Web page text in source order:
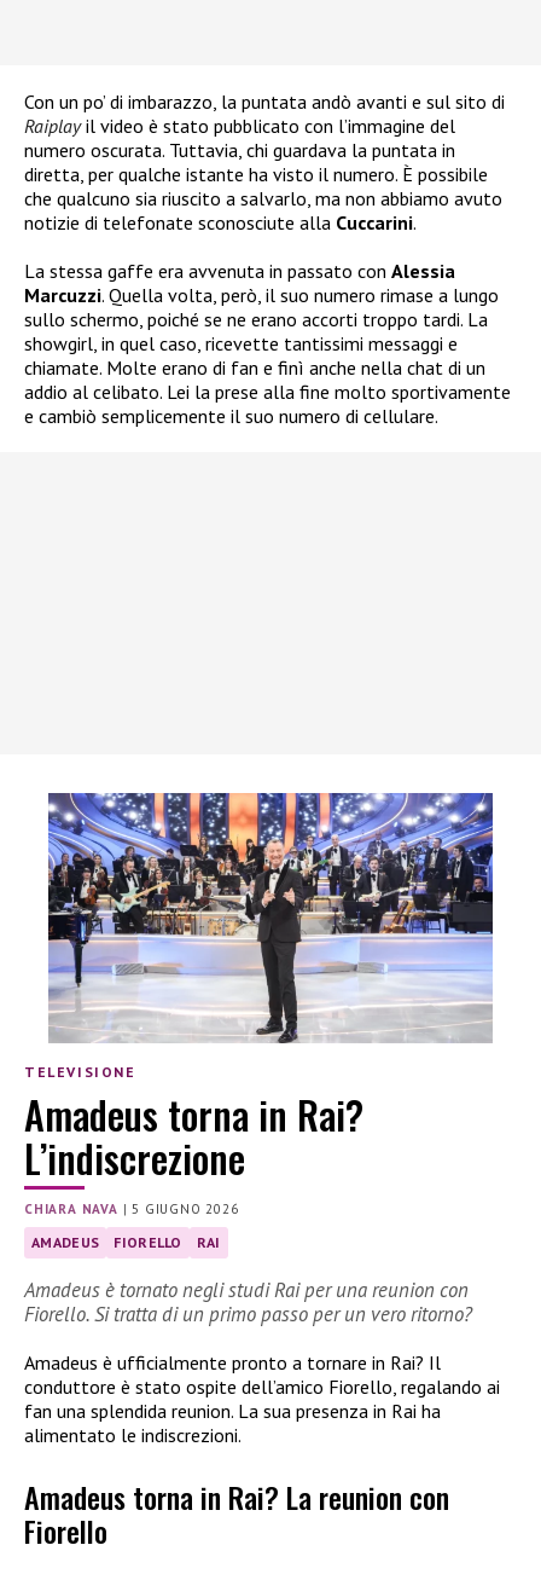
Con un po’ di imbarazzo, la puntata andò avanti e sul sito di
Raiplayil video è stato pubblicato con l’immagine del
numero oscurata. Tuttavia, chi guardava la puntata in
diretta, per qualche istante ha visto il numero. È possibile
che qualcuno sia riuscito a salvarlo, ma non abbiamo avuto
notizie di telefonate sconosciute alla Cuccarini.
La stessa gaffe era avvenuta in passato con Alessia
Marcuzzi. Quella volta, però, il suo numero rimase a lungo
sullo schermo, poiché se ne erano accorti troppo tardi. La
showgirl, in quel caso, ricevette tantissimi messaggi e
chiamate. Molte erano di fan e finì anche nella chat di un
addio al celibato. Lei la prese alla fine molto sportivamente
e cambiò semplicemente il suo numero di cellulare.
TELEVISIONE
Amadeus torna in Rai?
L’indiscrezione
CHIARA NAVA | 5 GIUGNO 2026
AMADEUS FIORELLO RAI
Amadeus è tornato negli studi Rai per una reunion con
Fiorello. Si tratta di un primo passo per un vero ritorno?
Amadeus è ufficialmente pronto a tornare in Rai? Il
conduttore è stato ospite dell’amico Fiorello, regalando ai
fan una splendida reunion. La sua presenza in Rai ha
alimentato le indiscrezioni.
Amadeus torna in Rai? La reunion con
Fiorello